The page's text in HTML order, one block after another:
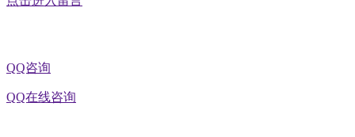
QQ咨询
QQ在线咨询